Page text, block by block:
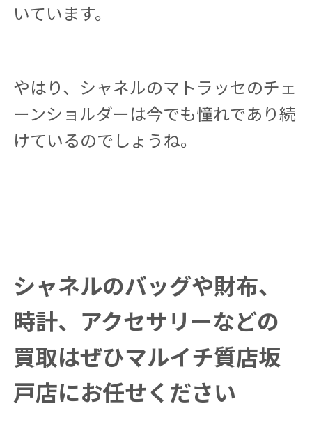
いています。
やはり、シャネルのマトラッセのチェ
ーンショルダーは今でも憧れであり続
けているのでしょうね。
シャネルのバッグや財布、
時計、アクセサリーなどの
買取はぜひマルイチ質店坂
戸店にお任せください